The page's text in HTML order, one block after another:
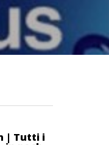
| Tutti i